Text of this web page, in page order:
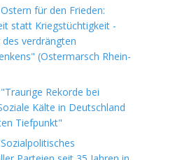
für den Frieden:
statt Kriegstüchtigkeit -
verdrängten
(Ostermarsch Rhein-
Rekorde bei
Kälte in Deutschland
Tiefpunkt"